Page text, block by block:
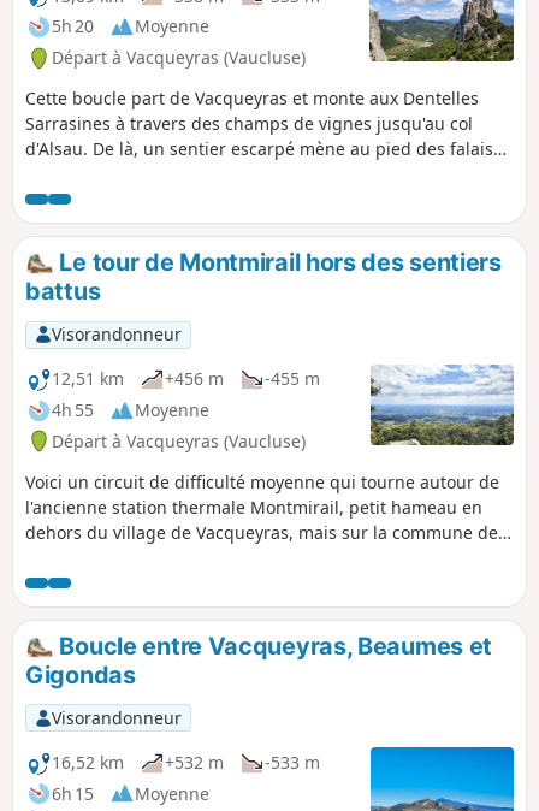
5h 20
Moyenne
Départ à Vacqueyras (Vaucluse)
Cette boucle part de Vacqueyras et monte aux Dentelles
Sarrasines à travers des champs de vignes jusqu'au col
d'Alsau. De là, un sentier escarpé mène au pied des falaises
Rocher du Turk. De là, le sentier descend de l'autre côté de
la falaise et redescend dans la vallée pour rejoindre des
pistes et des sentiers qui ramènent à Vacqueyras à travers
d'autres vignobles et bois. Cette randonnée est assez
ombragée à de nombreux endroits, ce qui la rend
praticable même en juillet ou en août. (En été, vérifiez les
risques d'incendie, voir les informations pratiques.)
Le tour de Montmirail hors des sentiers
battus
Visorandonneur
12,51 km
+456 m
-455 m
4h 55
Moyenne
Départ à Vacqueyras (Vaucluse)
Voici un circuit de difficulté moyenne qui tourne autour de
l'ancienne station thermale Montmirail, petit hameau en
dehors du village de Vacqueyras, mais sur la commune de
possible, des chemins peu utilisés, et donc non balisés,
dans une zone parfois très fréquentée le week-end et
l'été.Un petit tour hors des sentiers battus, à éviter en cas
de chasses aux sangliers, régulières à l'automne et en
hiver.
Boucle entre Vacqueyras, Beaumes et
Gigondas
Visorandonneur
16,52 km
+532 m
-533 m
6h 15
Moyenne